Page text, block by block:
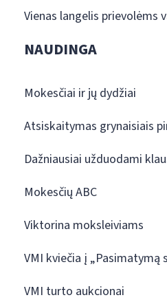
Vienas langelis prievolėms
NAUDINGA
Mokesčiai ir jų dydžiai
Atsiskaitymas grynaisiais
Dažniausiai užduodami
Mokesčių ABC
Viktorina moksleiviams
VMI kviečia į „Pasimatymą
VMI turto aukcionai